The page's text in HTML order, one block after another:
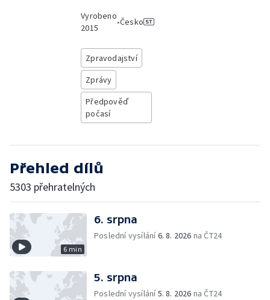
Vyrobeno
2015
•Česko
Zpravodajství
Zprávy
Předpověď
počasí
Přehled dílů
5303 přehratelných
6 min
6. srpna
Poslední vysílání6. 8. 2026 na ČT24
5. srpna
Poslední vysílání5. 8. 2026 na ČT24